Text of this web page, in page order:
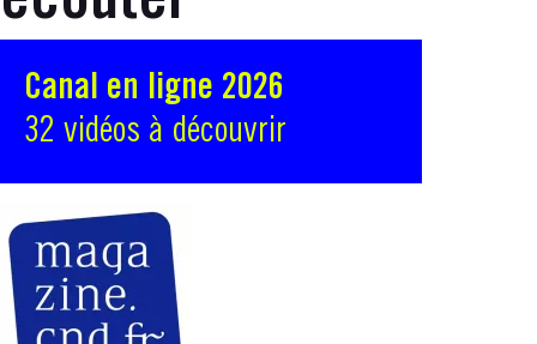
Canal en ligne 2026
32 vidéos à découvrir